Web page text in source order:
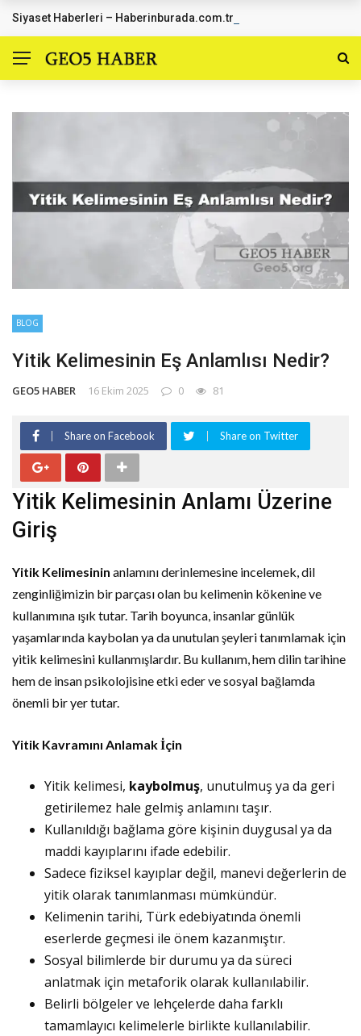
SON DAKIKA HABERLER
Siyaset Haberleri – Haberinburada.com.tr
BLOG
Yitik Kelimesinin Eş Anlamlısı Nedir?
GEO5 HABER 16 Ekim 2025 0 81
Share on Facebook Share on Twitter
Yitik Kelimesinin Anlamı Üzerine
Giriş
Yitik Kelimesinin anlamını derinlemesine incelemek, dil
zenginliğimizin bir parçası olan bu kelimenin kökenine ve
kullanımına ışık tutar. Tarih boyunca, insanlar günlük
yaşamlarında kaybolan ya da unutulan şeyleri tanımlamak için
yitik kelimesini kullanmışlardır. Bu kullanım, hem dilin tarihine
hem de insan psikolojisine etki eder ve sosyal bağlamda
önemli bir yer tutar.
Yitik Kavramını Anlamak İçin
Yitik kelimesi, kaybolmuş, unutulmuş ya da geri
getirilemez hale gelmiş anlamını taşır.
Kullanıldığı bağlama göre kişinin duygusal ya da
maddi kayıplarını ifade edebilir.
Sadece fiziksel kayıplar değil, manevi değerlerin de
yitik olarak tanımlanması mümkündür.
Kelimenin tarihi, Türk edebiyatında önemli
eserlerde geçmesi ile önem kazanmıştır.
Sosyal bilimlerde bir durumu ya da süreci
anlatmak için metaforik olarak kullanılabilir.
Belirli bölgeler ve lehçelerde daha farklı
tamamlayıcı kelimelerle birlikte kullanılabilir.